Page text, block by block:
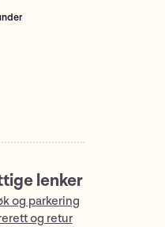
lenker
og parkering
og retur